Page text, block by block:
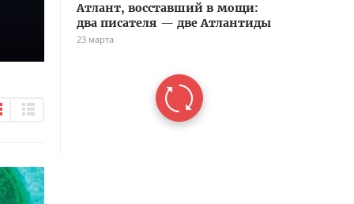
Атлант, восставший в мощи:
два писателя — две Атлантиды
23 марта